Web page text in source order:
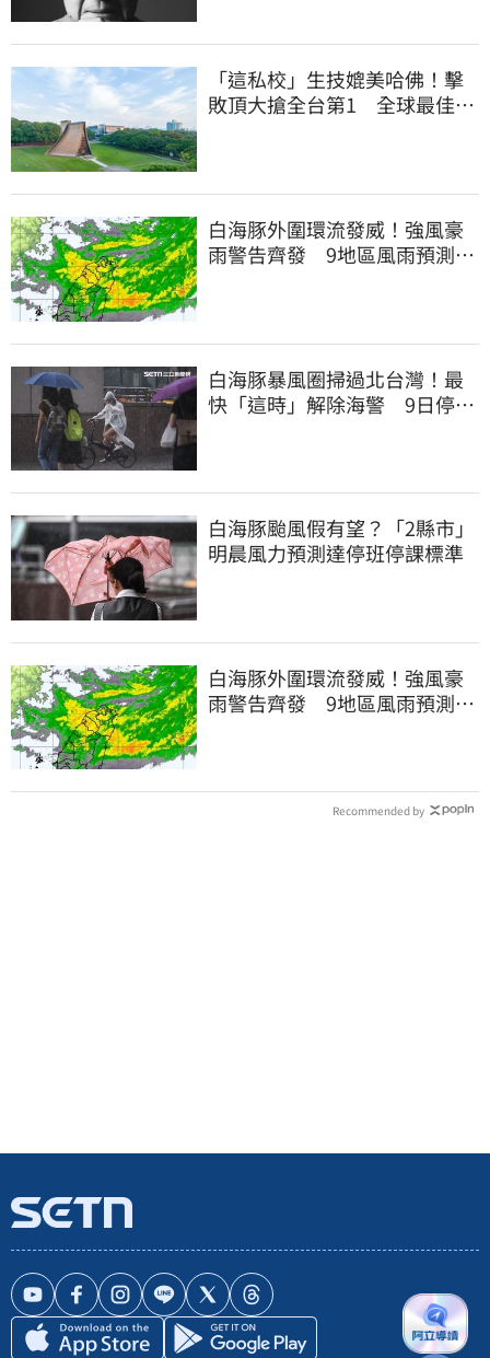
「這私校」生技媲美哈佛！擊
敗頂大搶全台第1 全球最佳大
白海豚外圍環流發威！強風豪
雨警告齊發 9地區風雨預測達
白海豚暴風圈掃過北台灣！最
快「這時」解除海警 9日停班
白海豚颱風假有望？「2縣市」
明晨風力預測達停班停課標準
白海豚外圍環流發威！強風豪
雨警告齊發 9地區風雨預測達
Recommended by